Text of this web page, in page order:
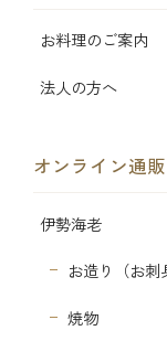
お料理のご案内
法人の方へ
オンライン通販
伊勢海老
お造り（お刺
焼物